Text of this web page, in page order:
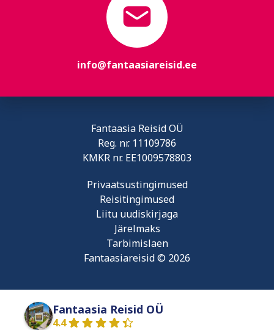
info@fantaasiareisid.ee
Fantaasia Reisid OÜ
Reg. nr. 11109786
KMKR nr. EE1009578803
Fantaasiareisid © 2026
Privaatsustingimused
Reisitingimused
Liitu uudiskirjaga
Järelmaks
Tarbimislaen
Fantaasia Reisid OÜ
4.4